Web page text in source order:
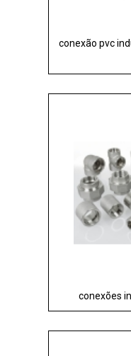
conexão pvc
conexões